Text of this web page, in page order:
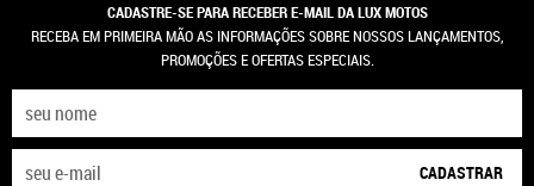
CADASTRE-SE PARA RECEBER E-MAIL DA LUX MOTOS
RECEBA EM PRIMEIRA MÃO AS INFORMAÇÕES SOBRE NOSSOS LANÇAMENTOS,
PROMOÇÕES E OFERTAS ESPECIAIS.
CADASTRAR